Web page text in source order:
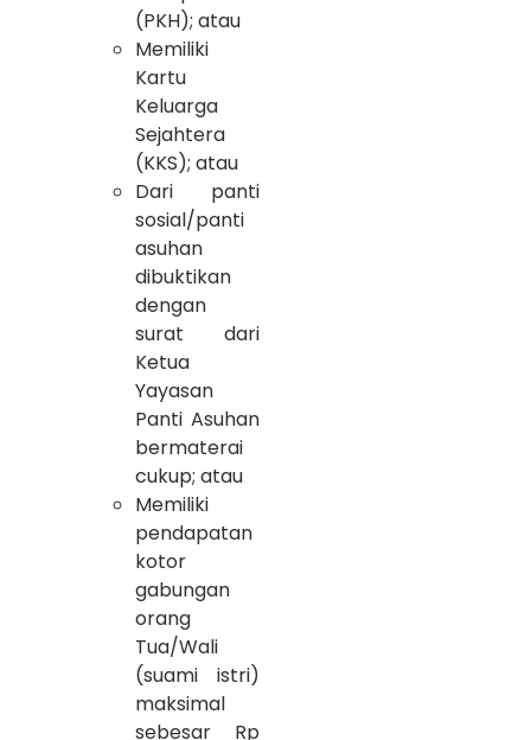
(PKH); atau
Memiliki
Kartu
Keluarga
Sejahtera
(KKS); atau
Dari panti
sosial/panti
asuhan
dibuktikan
dengan
surat dari
Ketua
Yayasan
Panti Asuhan
bermaterai
cukup; atau
Memiliki
pendapatan
kotor
gabungan
orang
Tua/Wali
(suami istri)
maksimal
sebesar Rp